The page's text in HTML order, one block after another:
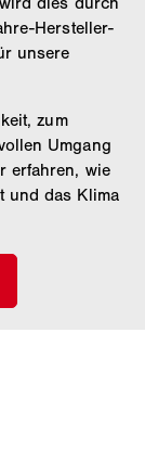
Hersteller-
unsere
zum
Umgang
erfahren, wie
und das Klima